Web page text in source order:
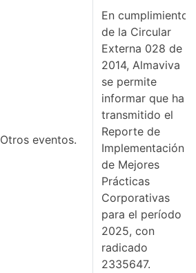
Otros eventos.
En cumplimiento
de la Circular
Externa 028 de
2014, Almaviva
se permite
informar que ha
transmitido el
Reporte de
Implementación
de Mejores
Prácticas
Corporativas
para el período
2025, con
radicado
2335647.